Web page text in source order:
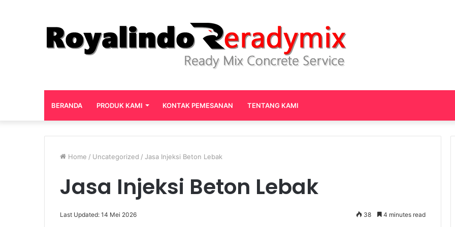
BERANDA PRODUK KAMI KONTAK PEMESANAN TENTANG KAMI
Home / Uncategorized / Jasa Injeksi Beton Lebak
Jasa Injeksi Beton Lebak
Last Updated: 14 Mei 2026 38 4 minutes read